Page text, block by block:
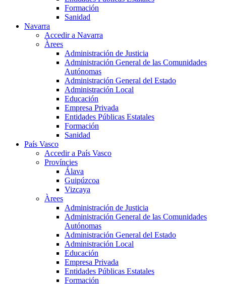
Formación
Sanidad
Navarra
Accedir a Navarra
Àrees
Administración de Justicia
Administración General de las Comunidades
Autónomas
Administración General del Estado
Administración Local
Educación
Empresa Privada
Entidades Públicas Estatales
Formación
Sanidad
País Vasco
Accedir a País Vasco
Províncies
Álava
Guipúzcoa
Vizcaya
Àrees
Administración de Justicia
Administración General de las Comunidades
Autónomas
Administración General del Estado
Administración Local
Educación
Empresa Privada
Entidades Públicas Estatales
Formación